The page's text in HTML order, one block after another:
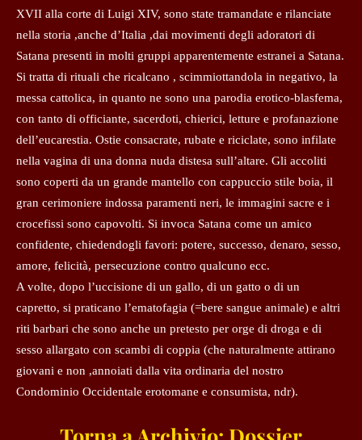
XVII alla corte di Luigi XIV, sono state tramandate e rilanciate
nella storia ,anche d’Italia ,dai movimenti degli adoratori di
Satana presenti in molti gruppi apparentemente estranei a Satana.
Si tratta di rituali che ricalcano , scimmiottandola in negativo, la
messa cattolica, in quanto ne sono una parodia erotico-blasfema,
con tanto di officiante, sacerdoti, chierici, letture e profanazione
dell’eucarestia. Ostie consacrate, rubate e riciclate, sono infilate
nella vagina di una donna nuda distesa sull’altare. Gli accoliti
sono coperti da un grande mantello con cappuccio stile boia, il
gran cerimoniere indossa paramenti neri, le immagini sacre e i
crocefissi sono capovolti. Si invoca Satana come un amico
confidente, chiedendogli favori: potere, successo, denaro, sesso,
amore, felicità, persecuzione contro qualcuno ecc.
A volte, dopo l’uccisione di un gallo, di un gatto o di un
capretto, si praticano l’ematofagia (=bere sangue animale) e altri
riti barbari che sono anche un pretesto per orge di droga e di
sesso allargato con scambi di coppia (che naturalmente attirano
giovani e non ,annoiati dalla vita ordinaria del nostro
Condominio Occidentale erotomane e consumista, ndr).